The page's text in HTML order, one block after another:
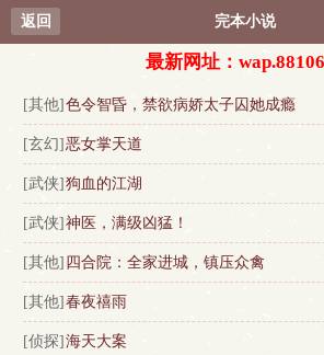
返回 完本小说
最新网址：
[其他] 色令智昏，禁欲病娇太子囚她成瘾
[玄幻] 恶女掌天道
[武侠] 狗血的江湖
[武侠] 神医，满级凶猛！
[其他] 四合院：全家进城，镇压众禽
[其他] 春夜禧雨
[侦探] 海天大案